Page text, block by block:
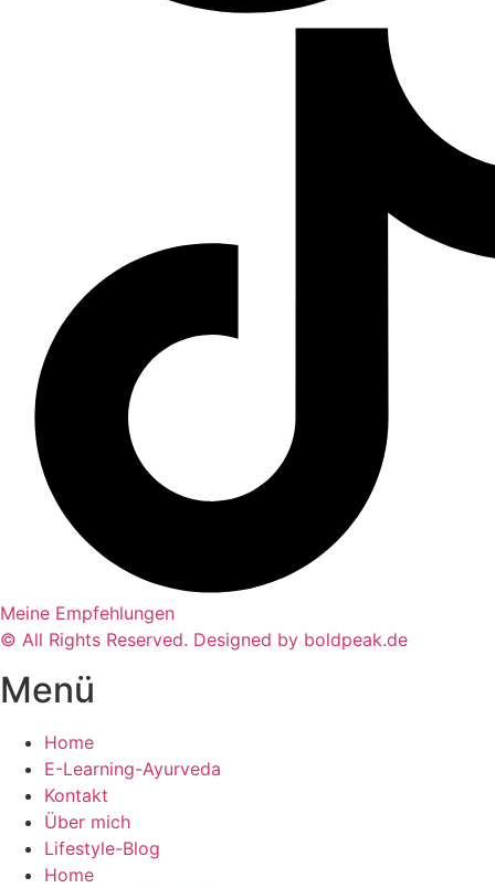
Meine Empfehlungen
© All Rights Reserved. Designed by boldpeak.de
Menü
Home
E-Learning-Ayurveda
Kontakt
Über mich
Lifestyle-Blog
Home